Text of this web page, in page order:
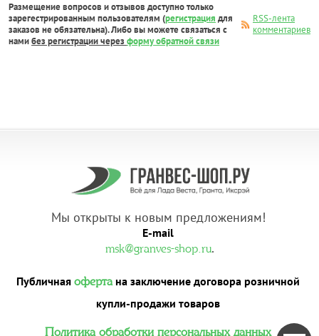
Размещение вопросов и отзывов доступно только
зарегестрированным пользователям (регистрация для
заказов не обязательна). Либо вы можете связаться с
намибез регистрации через форму обратной связи
RSS-лента
комментариев
Мы открыты к новым предложениям!
E-mail
msk@granves-shop.ru.
Публичная офертана заключение договора розничной
купли-продажи товаров
Политика обработки персональных данных